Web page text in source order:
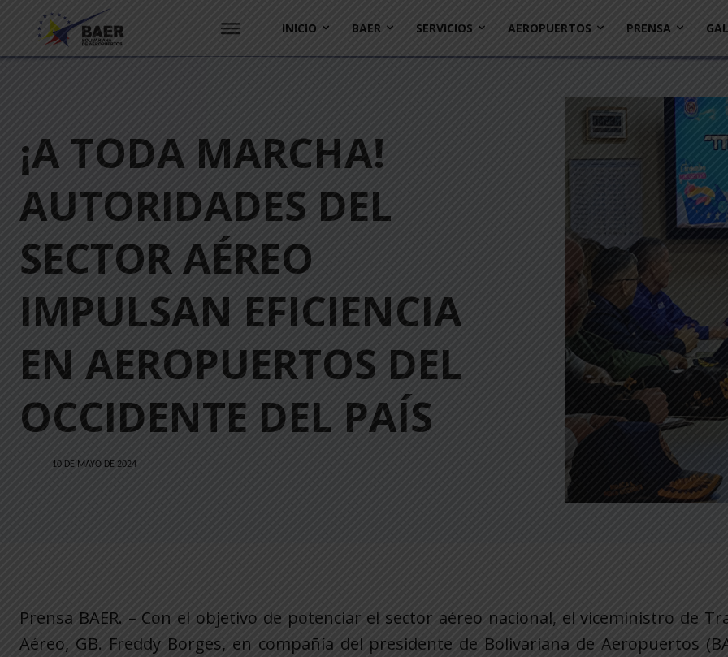
INICIO BAER SERVICIOS AEROPUERTOS PRENSA
¡A TODA MARCHA!
AUTORIDADES DEL
SECTOR AÉREO
IMPULSAN EFICIENCIA
EN AEROPUERTOS DEL
OCCIDENTE DEL PAÍS
10 DE MAYO DE 2024
Prensa BAER. – Con el objetivo de potenciar el sector aéreo nacional, el viceministro de
Aéreo, GB. Freddy Borges, en compañía del presidente de Bolivariana de Aeropuertos